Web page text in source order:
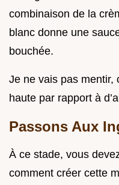
combinaison de la
blanc donne une
bouchée.
Je ne vais pas mentir,
haute par rapport à
Passons Aux
À ce stade, vous
comment créer cette